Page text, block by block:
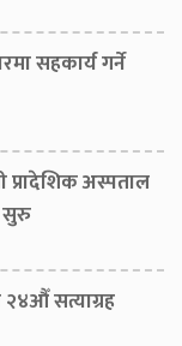
सहकार्य गर्ने
प्रादेशिक अस्पताल
सुरु
२४औँ सत्याग्रह